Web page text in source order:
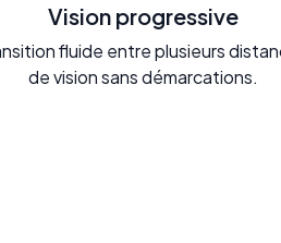
Vision progressive
fluide entre plusieurs
de vision sans démarcations.